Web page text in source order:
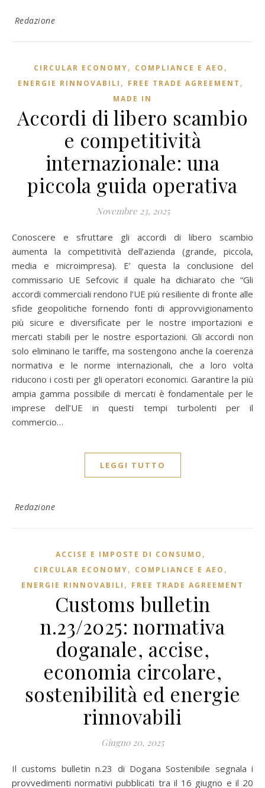
Redazione
CIRCULAR ECONOMY, COMPLIANCE E AEO ,
ENERGIE RINNOVABILI , FREE TRADE AGREEMENT ,
MADE IN
Accordi di libero scambio
e competitività
internazionale: una
piccola guida operativa
Novembre 23, 2025
Conoscere e sfruttare gli accordi di libero scambio
aumenta la competitività dell’azienda (grande, piccola,
media e microimpresa). E’ questa la conclusione del
commissario UE Sefcovic il quale ha dichiarato che “Gli
accordi commerciali rendono l’UE più resiliente di fronte alle
sfide geopolitiche fornendo fonti di approvvigionamento
più sicure e diversificate per le nostre importazioni e
mercati stabili per le nostre esportazioni. Gli accordi non
solo eliminano le tariffe, ma sostengono anche la coerenza
normativa e le norme internazionali, che a loro volta
riducono i costi per gli operatori economici. Garantire la più
ampia gamma possibile di mercati è fondamentale per le
imprese dell’UE in questi tempi turbolenti per il
commercio…
LEGGI TUTTO
Redazione
ACCISE E IMPOSTE DI CONSUMO ,
CIRCULAR ECONOMY, COMPLIANCE E AEO ,
ENERGIE RINNOVABILI , FREE TRADE AGREEMENT
Customs bulletin
n.23/2025: normativa
doganale, accise,
economia circolare,
sostenibilità ed energie
rinnovabili
Giugno 20, 2025
Il customs bulletin n.23 di Dogana Sostenibile segnala i
provvedimenti normativi pubblicati tra il 16 giugno e il 20